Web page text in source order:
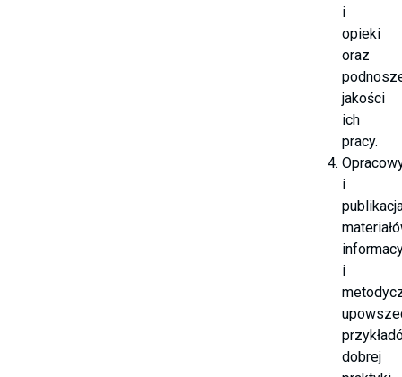
i
opieki
oraz
jakości
ich
pracy.
i
i
dobrej